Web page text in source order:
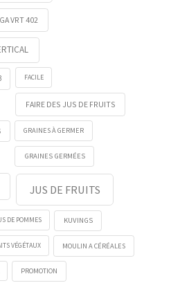
VRT 402
FACILE
FAIRE DES JUS DE FRUITS
GRAINES À GERMER
GRAINES GERMÉES
JUS DE FRUITS
DE POMMES KUVINGS
VÉGÉTAUX MOULIN A CÉRÉALES
PROMOTION